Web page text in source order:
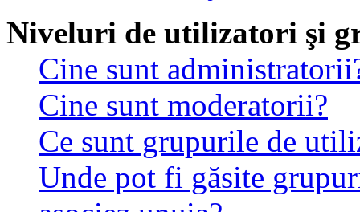
Niveluri de utilizatori şi
Cine sunt
Cine sunt moderatorii?
Ce sunt grupurile de
Unde pot fi găsite